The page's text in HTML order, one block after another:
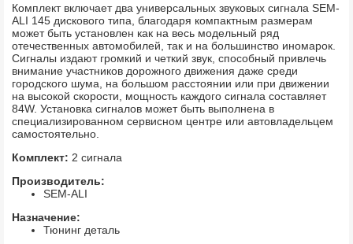
Комплект включает два универсальных звуковых сигнала SEM-
ALI 145 дискового типа, благодаря компактным размерам
может быть установлен как на весь модельный ряд
отечественных автомобилей, так и на большинство иномарок.
Сигналы издают громкий и четкий звук, способный привлечь
внимание участников дорожного движения даже среди
городского шума, на большом расстоянии или при движении
на высокой скорости, мощность каждого сигнала составляет
84W. Установка сигналов может быть выполнена в
специализированном сервисном центре или автовладельцем
самостоятельно.
Комплект: 2 сигнала
Производитель:
SEM-ALI
Назначение:
Тюнинг деталь